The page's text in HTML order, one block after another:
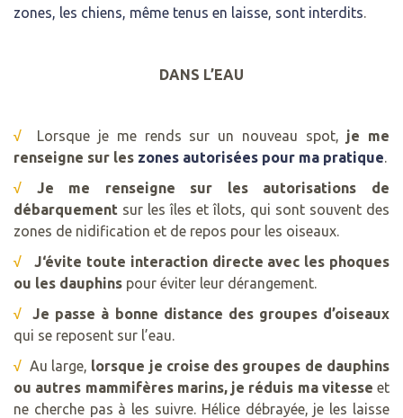
zones, les chiens, même tenus en laisse, sont interdits
DANS L’EAU
√ Lorsque je me rends sur un nouveau spot, je me
renseigne sur les zones autorisées pour ma pratique
√ Je me renseigne
sur les autorisations de
débarquement sur les îles et îlots, qui sont souvent des
zones de nidification et de repos pour les oiseaux.
√ J‘évite toute interaction directe avec les phoques
ou les dauphins pour éviter leur dérangement.
√ Je passe à bonne distance des groupes d’oiseaux
qui se reposent sur l’eau.
√ Au large, lorsque je croise des groupes de dauphins
ou autres mammifères marins, je réduis ma vitesse et
ne cherche pas à les suivre. Hélice débrayée, je les laisse